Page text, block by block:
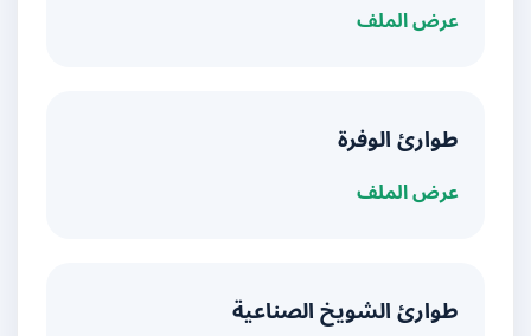
عرض الملف
طوارئ الوفرة
عرض الملف
طوارئ الشويخ الصناعية